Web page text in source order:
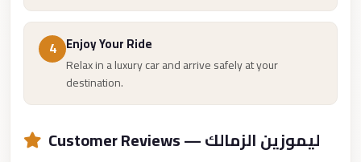
4 Enjoy Your Ride
Relax in a luxury car and arrive safely at your
destination.
Customer Reviews — ليموزين الزمالك
Limousine
Companies
Limousine
Companies